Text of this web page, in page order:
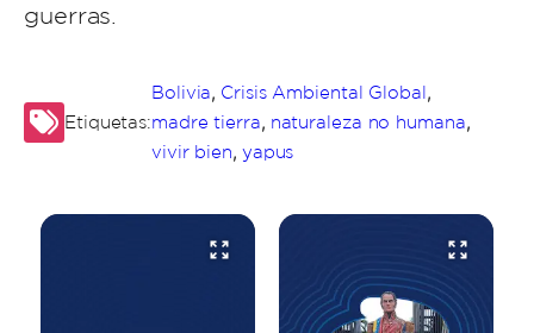
guerras.
Etiquetas:
Bolivia, Crisis Ambiental Global,
madre tierra, naturaleza no humana,
vivir bien, yapus